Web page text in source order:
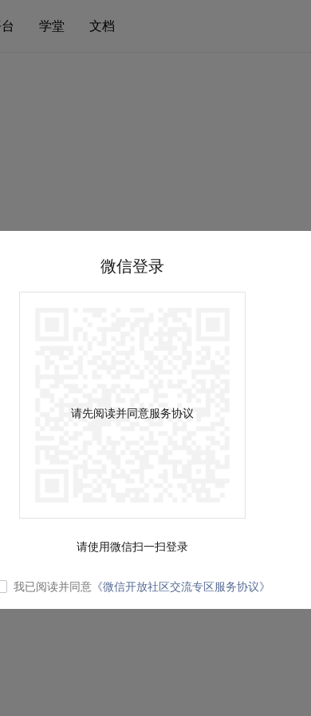
学堂 文档
微信登录
请先阅读并同意服务协议
请使用微信扫一扫登录
我已阅读并同意 《微信开放社区交流专区服务协议》